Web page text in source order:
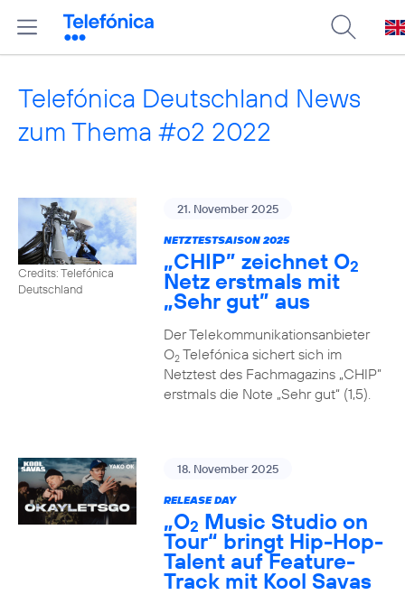
Telefónica Deutschland News
zum Thema #o2 2022
Credits: Telefónica
Deutschland
21. November 2025
NETZTESTSAISON 2025
„CHIP” zeichnet O2
Netz erstmals mit
„Sehr gut” aus
Der Telekommunikationsanbieter
O2Telefónica sichert sich im
Netztest des Fachmagazins „CHIP”
erstmals die Note „Sehr gut“ (1,5).
18. November 2025
RELEASE DAY
„O2 Music Studio on
Tour“ bringt Hip-Hop-
Talent auf Feature-
Track mit Kool Savas